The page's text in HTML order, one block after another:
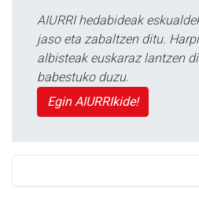
AIURRI hedabideak
jaso eta zabaltzen ditu.
albisteak euskaraz lantzen
babestuko duzu.
Egin AIURRIkide!